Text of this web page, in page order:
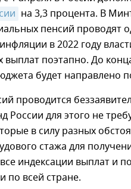
на 3,3 процента. В
пенсий проводят
в 2022 году
поэтапно. До
будет направлено
проводится
России для этого не
в силу разных
стажа для
индексации выплат и
по всей стране.